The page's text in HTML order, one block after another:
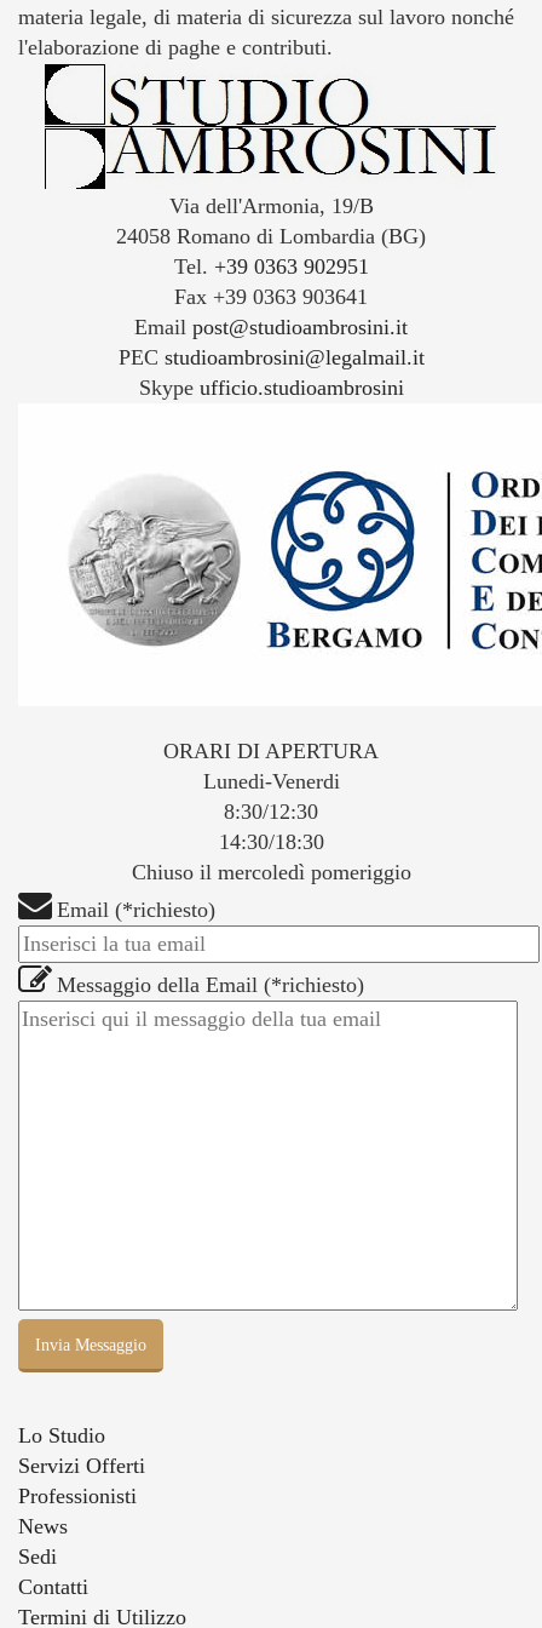
materia legale, di materia di sicurezza sul lavoro nonché
l'elaborazione di paghe e contributi.
Via dell'Armonia, 19/B
24058 Romano di Lombardia (BG)
Tel. +39 0363 902951
Fax +39 0363 903641
Email post@studioambrosini.it
PEC studioambrosini@legalmail.it
Skype ufficio.studioambrosini
ORARI DI APERTURA
Lunedi-Venerdi
8:30/12:30
14:30/18:30
Chiuso il mercoledì pomeriggio
Email (*richiesto)
Messaggio della Email (*richiesto)
Lo Studio
Servizi Offerti
Professionisti
News
Sedi
Contatti
Termini di Utilizzo